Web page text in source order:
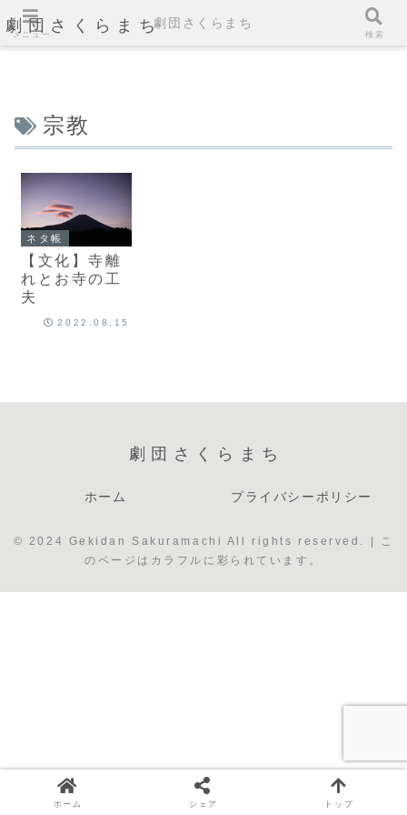
劇団さくらまち
宗教
ネタ帳
【文化】寺離
れとお寺の工
夫
2022.08.15
劇団さくらまち
ホーム プライバシーポリシー
© 2024 Gekidan Sakuramachi All rights reserved. | こ
のページはカラフルに彩られています。
メニュー
劇団さくらまち
検索
ホーム シェア トップ